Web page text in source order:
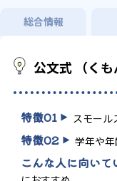
総合情報
公文式 （く
特徴01 スモール
特徴02 学年や
こんな人に向いて